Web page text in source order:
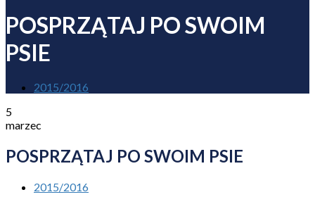
POSPRZĄTAJ PO SWOIM
PSIE
2015/2016
5
marzec
POSPRZĄTAJ PO SWOIM PSIE
2015/2016